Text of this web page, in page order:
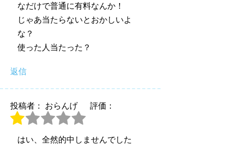
なだけで普通に有料なんか！
じゃあ当たらないとおかしいよ
な？
使った人当たった？
返信
投稿者： おらんげ 評価：
はい、全然的中しませんでした